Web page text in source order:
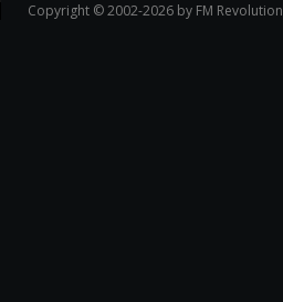
Copyright © 2002-2026 by FM Revolution